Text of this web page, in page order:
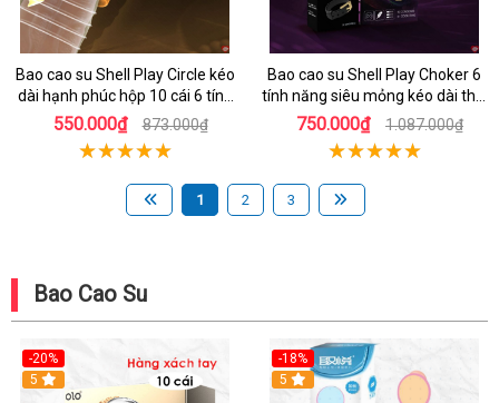
Bao cao su Shell Play Circle kéo
dài hạnh phúc hộp 10 cái 6 tính
năng
550.000₫ 873.000₫
Bao cao su Shell Play Choker 6
tính năng siêu mỏng kéo dài thời
gian hộp 10
750.000₫ 1.087.000₫
1 2 3
Bao Cao Su
-20%
Hot
5
-18%
5